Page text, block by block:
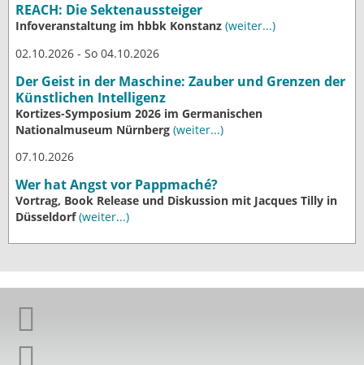
REACH: Die Sektenaussteiger
Infoveranstaltung im hbbk Konstanz (weiter...)
02.10.2026 - So 04.10.2026
Der Geist in der Maschine: Zauber und Grenzen der
Künstlichen Intelligenz
Kortizes-Symposium 2026 im Germanischen
Nationalmuseum Nürnberg (weiter...)
07.10.2026
Wer hat Angst vor Pappmaché?
Vortrag, Book Release und Diskussion mit Jacques Tilly in
Düsseldorf(weiter...)
Giordano-Bruno-Stiftung auf Facebook